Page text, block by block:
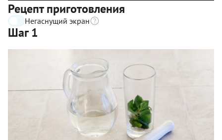
Рецепт приготовления
Негаснущий экран
Шаг 1